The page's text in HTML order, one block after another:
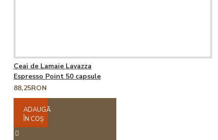
Ceai de Lamaie Lavazza
Espresso Point 50 capsule
88,25RON
ADAUGĂ
ÎN COŞ